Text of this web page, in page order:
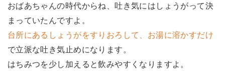
おばあちゃんの時代からね、吐き気にはしょうがって決
まっていたんですよ。
台所にあるしょうがをすりおろして、お湯に溶かすだけ
で立派な吐き気止めになります。
はちみつを少し加えると飲みやすくなりますよ。